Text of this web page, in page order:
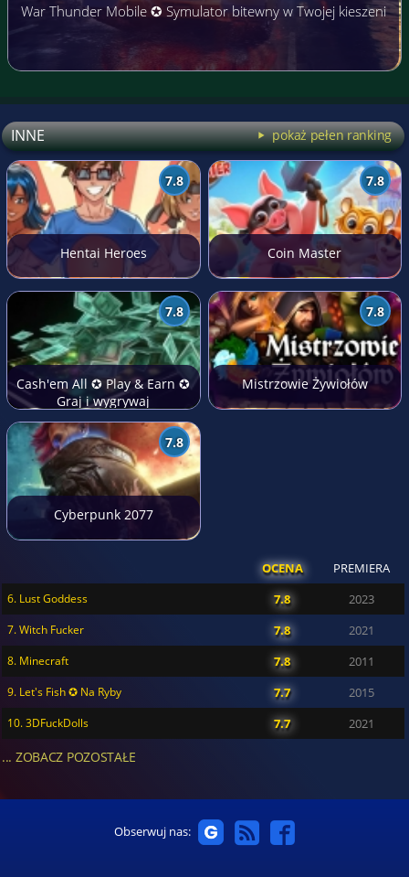
War Thunder Mobile ✪ Symulator bitewny w Twojej kieszeni
INNE pokaż pełen ranking
7.8
Hentai Heroes
7.8
Coin Master
7.8
Cash'em All ✪ Play & Earn ✪
Graj i wygrywaj
7.8
Mistrzowie Żywiołów
7.8
Cyberpunk 2077
OCENA PREMIERA
6. Lust Goddess 7.8 2023
7. Witch Fucker 7.8 2021
8. Minecraft 7.8 2011
9. Let's Fish ✪ Na Ryby 7.7 2015
10. 3DFuckDolls 7.7 2021
... ZOBACZ POZOSTAŁE
Obserwuj nas: